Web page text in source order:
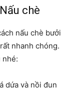
chè
nấu chè bưởi
nhanh chóng.
nhé:
dứa và nồi đun